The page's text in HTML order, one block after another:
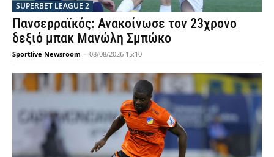
SUPERBET LEAGUE 2
Πανσερραϊκός: Ανακοίνωσε τον 23χρονο
δεξιό μπακ Μανώλη Σμπώκο
Sportlive Newsroom - 08/08/2026 15:10